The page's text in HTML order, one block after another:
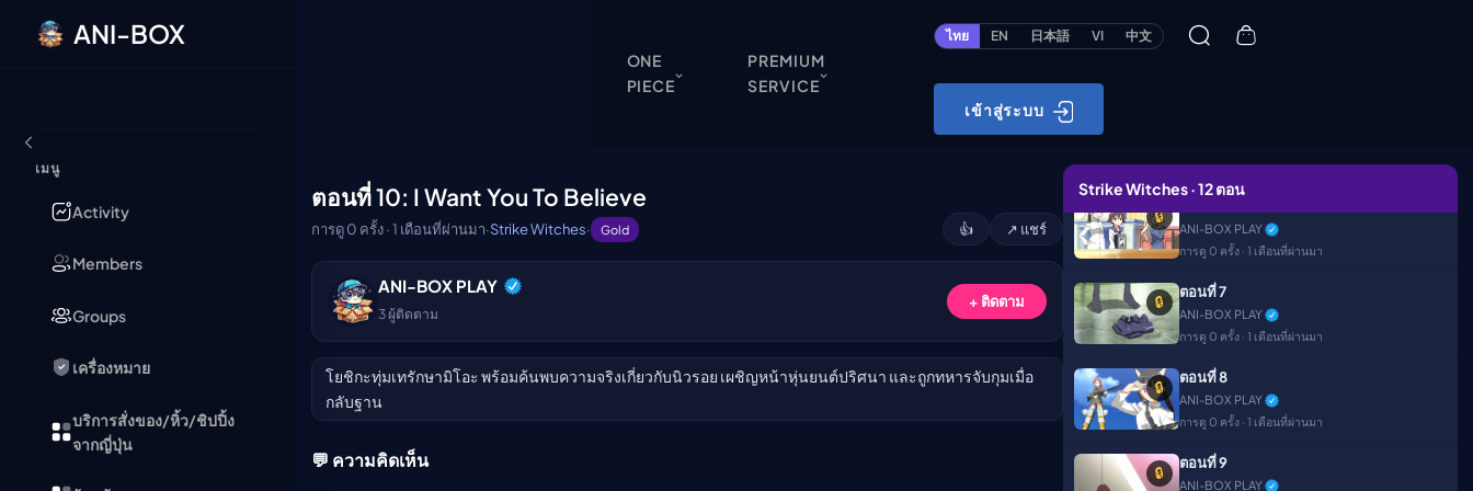
ข้ามไปยังเนื้อหา
ANI-BOX
เมนู
Activity
Members
Groups
เครื่องหมาย
บริการสั่งของ/หิ้ว/ชิปปิ้ง
จากญี่ปุ่น
ONE
PIECE
PREMIUM
SERVICE
ไทย EN 日本語 VI 中文
เข้าสู่ระบบ
Deck Share
🔒
กรุณาเข้าสู่ระบบเพื่อรับชม
ตอนที่ 10: I Want You To Believe
การดู 0 ครั้ง · 1 เดือนที่ผ่านมา·Strike Witches· Gold 👍 ↗ แชร์
ANI-BOX PLAY
3ผู้ติดตาม
+ ติดตาม
โยชิกะทุ่มเทรักษามิโอะ พร้อมค้นพบความจริงเกี่ยวกับนิวรอย เผชิญหน้าหุ่นยนต์ปริศนา และถูกทหารจับกุมเมื่อ
กลับฐาน
💬 ความคิดเห็น
Strike Witches · 12 ตอน
🔒
ตอนที่ 4
การดู 0 ครั้ง · 1 เดือนที่ผ่านมา
🔒
ANI-BOX PLAY
การดู 0 ครั้ง · 1 เดือนที่ผ่านมา
🔒
ตอนที่ 7
ANI-BOX PLAY
การดู 0 ครั้ง · 1 เดือนที่ผ่านมา
🔒
ตอนที่ 8
ANI-BOX PLAY
การดู 0 ครั้ง · 1 เดือนที่ผ่านมา
🔒
ตอนที่ 9
ANI-BOX PLAY